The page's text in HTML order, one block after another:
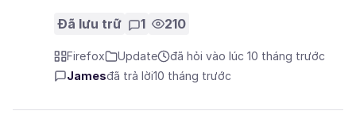
Đã lưu trữ 1 210
Firefox Update
đã hỏi vào lúc 10 tháng trước
Jamesđã trả lời10 tháng trước